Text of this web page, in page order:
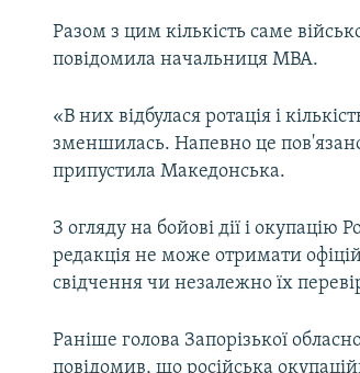
Разом з цим кількість саме
повідомила начальниця МВА.
«В них відбулася ротація і
зменшилась. Напевно це
припустила Македонська.
З огляду на бойові дії і окупацію
редакція не може отримати
свідчення чи незалежно їх
Раніше голова Запорізької
повідомив, що російська